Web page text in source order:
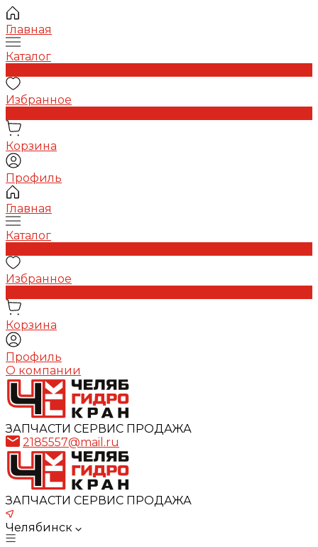
Главная
Каталог
Избранное
Корзина
Профиль
Главная
Каталог
Избранное
Корзина
Профиль
О компании
ЗАПЧАСТИ СЕРВИС ПРОДАЖА
2185557@mail.ru
ЗАПЧАСТИ СЕРВИС ПРОДАЖА
Челябинск